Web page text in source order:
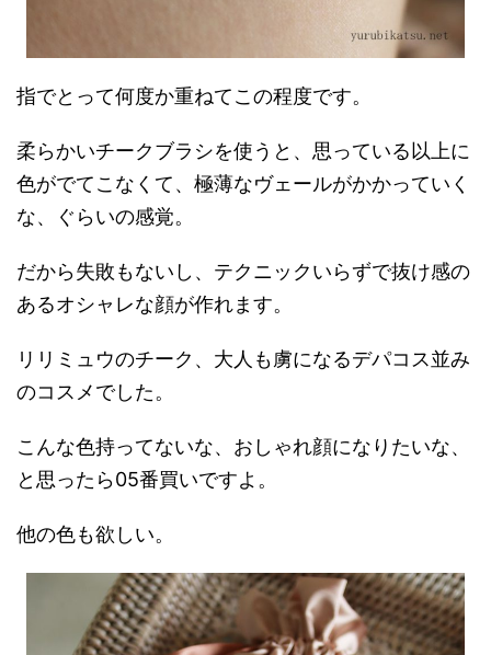
指でとって何度か重ねてこの程度です。
柔らかいチークブラシを使うと、思っている以上に
色がでてこなくて、極薄なヴェールがかかっていく
な、ぐらいの感覚。
だから失敗もないし、テクニックいらずで抜け感の
あるオシャレな顔が作れます。
リリミュウのチーク、大人も虜になるデパコス並み
のコスメでした。
こんな色持ってないな、おしゃれ顔になりたいな、
と思ったら05番買いですよ。
他の色も欲しい。